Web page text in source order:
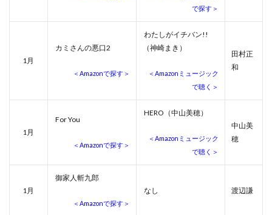
で探す＞
1 月
カミさんの悪口2
＜Amazonで探す＞
わたしがイチバン!!
（神崎まき）
＜Amazonミュージック
で聴く＞
田村正
和
1 月
For You
＜Amazonで探す＞
HERO（中山美穂）
＜Amazonミュージック
で聴く＞
中山美
穂
1 月
御家人斬九郎
＜Amazonで探す＞
なし 渡辺謙